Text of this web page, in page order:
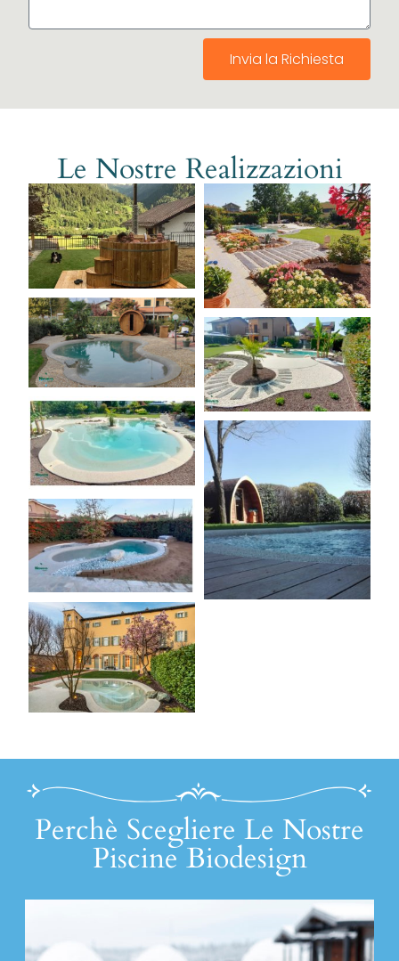
Invia la Richiesta
Le Nostre Realizzazioni
Perchè Scegliere Le Nostre
Piscine Biodesign